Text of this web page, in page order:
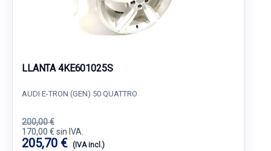
LLANTA 4KE601025S
AUDI E-TRON (GEN) 50 QUATTRO
200,00 €
170,00 € sin IVA.
205,70 € (IVA incl.)